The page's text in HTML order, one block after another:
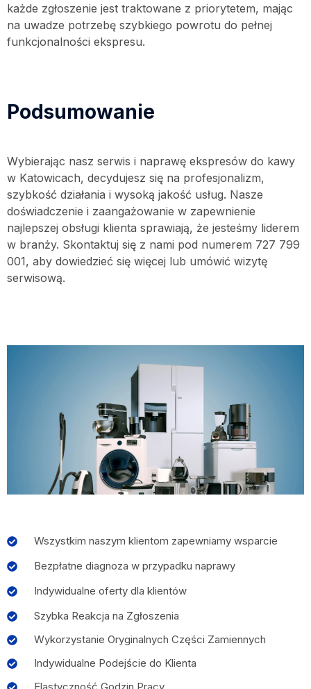
każde zgłoszenie jest traktowane z priorytetem, mając
na uwadze potrzebę szybkiego powrotu do pełnej
funkcjonalności ekspresu.
Podsumowanie
Wybierając nasz serwis i naprawę ekspresów do kawy
w Katowicach, decydujesz się na profesjonalizm,
szybkość działania i wysoką jakość usług. Nasze
doświadczenie i zaangażowanie w zapewnienie
najlepszej obsługi klienta sprawiają, że jesteśmy liderem
w branży. Skontaktuj się z nami pod numerem 727 799
001, aby dowiedzieć się więcej lub umówić wizytę
serwisową.
Wszystkim naszym klientom zapewniamy wsparcie
Bezpłatne diagnoza w przypadku naprawy
Indywidualne oferty dla klientów
Szybka Reakcja na Zgłoszenia
Wykorzystanie Oryginalnych Części Zamiennych
Indywidualne Podejście do Klienta